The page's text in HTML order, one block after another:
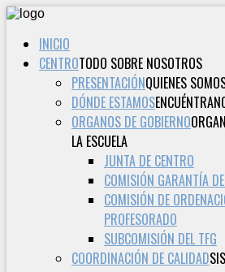
INICIO
CENTROTODO SOBRE NOSOTROS
PRESENTACIÓNQUIENES
DÓNDE ESTAMOS
ORGANOS DE GOBIERNO
LA ESCUELA
JUNTA DE CENTRO
COMISIÓN GARANTÍA
COMISIÓN DE
PROFESORADO
SUBCOMISIÓN DEL TFG
COORDINACIÓN DE CALIDAD